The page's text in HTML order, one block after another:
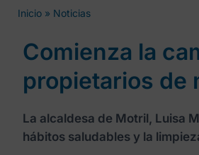
Inicio » Noticias
Comienza la
propietarios de
La alcaldesa de Motril, Luisa
hábitos saludables y la